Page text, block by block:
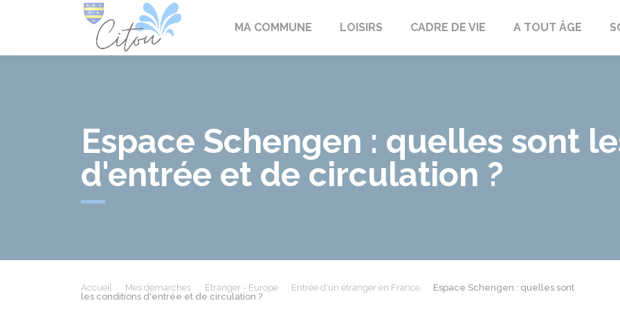
MA COMMUNE LOISIRS CADRE DE VIE A TOUT ÂGE
Espace Schengen : quelles sont
d'entrée et de circulation ?
Accueil Mes démarches Étranger - Europe Entrée d'un étranger en France
Espace Schengen : quelles sont
les conditions d'entrée et de circulation ?